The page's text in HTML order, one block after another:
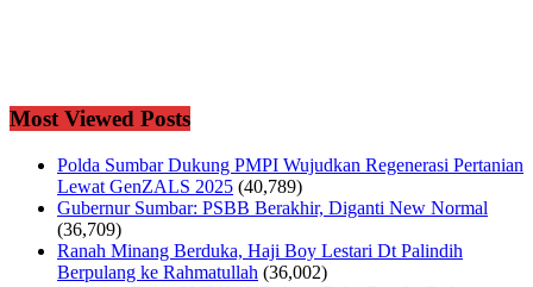
Most Viewed Posts
Polda Sumbar Dukung PMPI Wujudkan Regenerasi Pertanian
Lewat GenZALS 2025 (40,789)
Gubernur Sumbar: PSBB Berakhir, Diganti New Normal
(36,709)
Ranah Minang Berduka, Haji Boy Lestari Dt Palindih
Berpulang ke Rahmatullah (36,002)